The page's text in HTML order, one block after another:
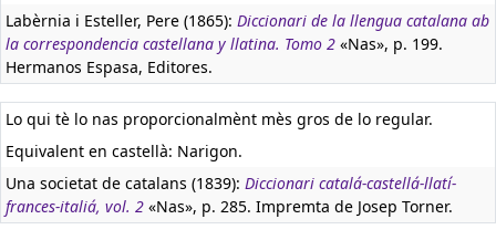
Labèrnia i Esteller, Pere (1865): Diccionari de la llengua catalana ab
la correspondencia castellana y llatina. Tomo 2 «Nas», p. 199.
Hermanos Espasa, Editores.
Lo qui tè lo nas proporcionalmènt mès gros de lo regular.
Equivalent en castellà: Narigon.
Una societat de catalans (1839): Diccionari catalá-castellá-llatí-
frances-italiá, vol. 2 «Nas», p. 285. Impremta de Josep Torner.